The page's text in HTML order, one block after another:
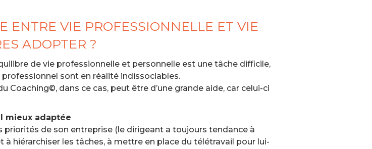
ENTRE VIE PROFESSIONNELLE ET VIE
ADOPTER ?
de vie professionnelle et personnelle est une tâche difficile,
sont en réalité indissociables.
Coaching©, dans ce cas, peut être d’une grande aide, car celui-ci
mieux adaptée
priorités de son entreprise (le dirigeant a toujours tendance à
hiérarchiser les tâches, à mettre en place du télétravail pour lui-